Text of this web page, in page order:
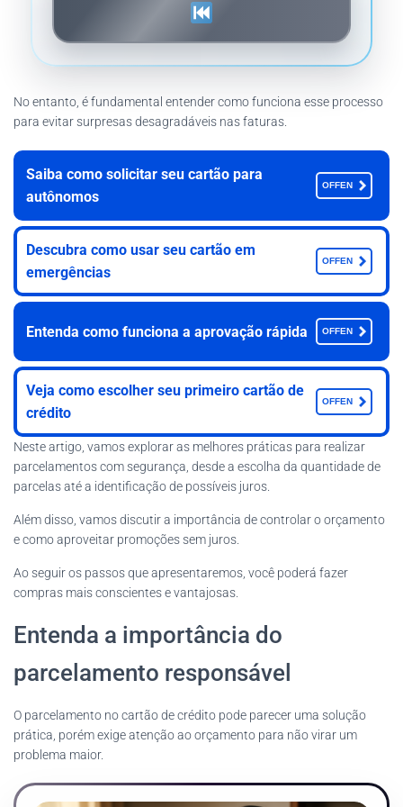
No entanto, é fundamental entender como funciona esse processo
para evitar surpresas desagradáveis nas faturas.
Saiba como solicitar seu cartão para
autônomos
OFFEN
Descubra como usar seu cartão em
emergências
OFFEN
Entenda como funciona a aprovação rápida OFFEN
Veja como escolher seu primeiro cartão de
crédito
OFFEN
Neste artigo, vamos explorar as melhores práticas para realizar
parcelamentos com segurança, desde a escolha da quantidade de
parcelas até a identificação de possíveis juros.
Além disso, vamos discutir a importância de controlar o orçamento
e como aproveitar promoções sem juros.
Ao seguir os passos que apresentaremos, você poderá fazer
compras mais conscientes e vantajosas.
Entenda a importância do
parcelamento responsável
O parcelamento no cartão de crédito pode parecer uma solução
prática, porém exige atenção ao orçamento para não virar um
problema maior.